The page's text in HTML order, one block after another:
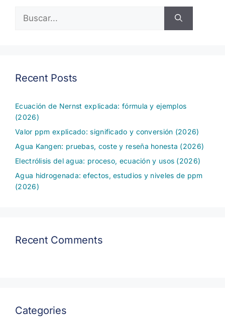
Recent Posts
Ecuación de Nernst explicada: fórmula y ejemplos
(2026)
Valor ppm explicado: significado y conversión (2026)
Agua Kangen: pruebas, coste y reseña honesta (2026)
Electrólisis del agua: proceso, ecuación y usos (2026)
Agua hidrogenada: efectos, estudios y niveles de ppm
(2026)
Recent Comments
Categories